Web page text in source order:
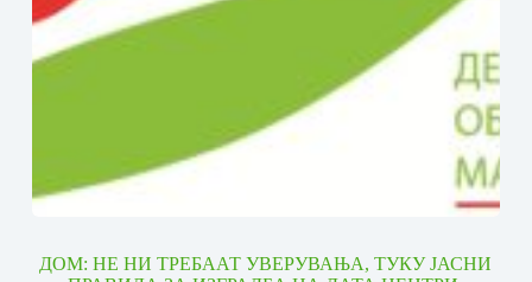
ДОМ: НЕ НИ ТРЕБААТ УВЕРУВАЊА, ТУКУ ЈАСНИ